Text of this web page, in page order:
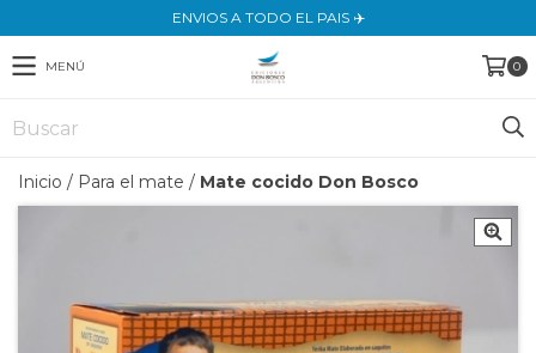
ENVIOS A TODO EL PAIS ✈️
MENÚ 0
Inicio / Para el mate / Mate cocido Don Bosco